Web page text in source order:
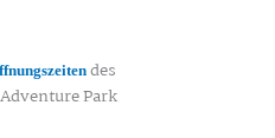
des
Park